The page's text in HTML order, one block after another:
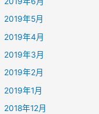
2019年5月
2019年4月
2019年3月
2019年2月
2019年1月
2018年12月